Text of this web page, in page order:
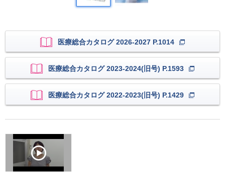
医療総合カタログ 2026-2027 P.1014
医療総合カタログ 2023-2024(旧号) P.1593
医療総合カタログ 2022-2023(旧号) P.1429